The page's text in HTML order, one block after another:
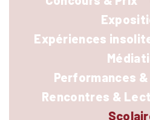
RENCONTRES
SALONS
DANS LES
Expériences
Performances
Rencontres &